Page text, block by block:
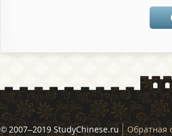
© 2007–2019 StudyChinese.ru Обратная